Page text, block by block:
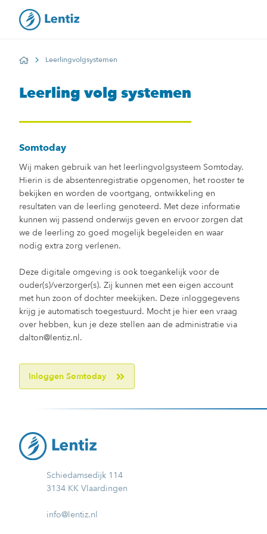
HomeLeerlingvolgsystemen
Leerling volg systemen
Somtoday
Wij maken gebruik van het leerlingvolgsysteem Somtoday.
Hierin is de absentenregistratie opgenomen, het rooster te
bekijken en worden de voortgang, ontwikkeling en
resultaten van de leerling genoteerd. Met deze informatie
kunnen wij passend onderwijs geven en ervoor zorgen dat
we de leerling zo goed mogelijk begeleiden en waar
nodig extra zorg verlenen.
Deze digitale omgeving is ook toegankelijk voor de
ouder(s)/verzorger(s). Zij kunnen met een eigen account
met hun zoon of dochter meekijken. Deze inloggegevens
krijg je automatisch toegestuurd. Mocht je hier een vraag
over hebben, kun je deze stellen aan de administratie via
dalton@lentiz.nl.
Inloggen Somtoday
Schiedamsedijk 114
3134 KK Vlaardingen
info@lentiz.nl